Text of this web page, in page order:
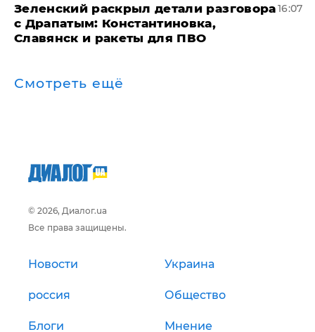
​Зеленский раскрыл детали разговора
с Драпатым: Константиновка,
Славянск и ракеты для ПВО
16:07
Смотреть ещё
© 2026, Диалог.ua
Все права защищены.
Новости Украина
россия Общество
Блоги Мнение